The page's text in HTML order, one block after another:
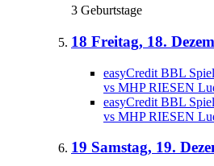
3 Geburtstage
18 Freitag, 18.
easyCredit BBL
vs MHP RIESEN
easyCredit BBL
vs MHP RIESEN
19 Samstag, 19.